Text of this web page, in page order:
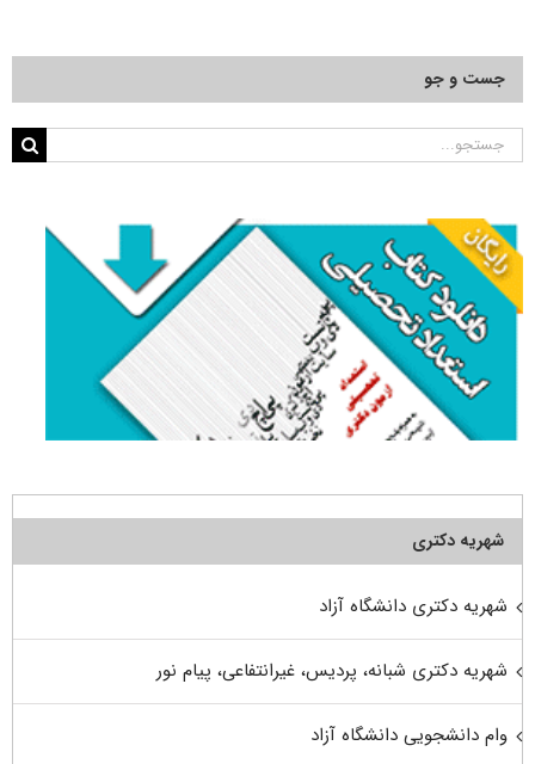
جست و جو
جستجو
شهریه دکتری
شهریه دکتری دانشگاه آزاد
شهریه دکتری شبانه، پردیس، غیرانتفاعی، پیام نور
وام دانشجویی دانشگاه آزاد